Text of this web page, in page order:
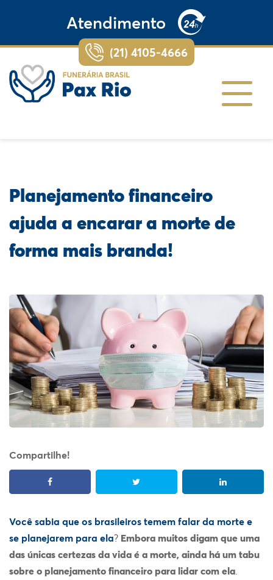
Atendimento
(21) 4105-4666
Planejamento financeiro
ajuda a encarar a morte de
forma mais branda!
Compartilhe!
Você sabia que os brasileiros temem falar da morte e
se planejarem para ela? Embora muitos digam que uma
das únicas certezas da vida é a morte, ainda há um tabu
sobre o planejamento financeiro para lidar com ela